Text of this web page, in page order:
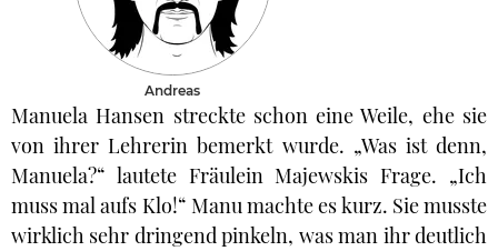
Andreas
Manuela Hansen streckte schon eine Weile, ehe sie
von ihrer Lehrerin bemerkt wurde. „Was ist denn,
Manuela?“ lautete Fräulein Majewskis Frage. „Ich
muss mal aufs Klo!“ Manu machte es kurz. Sie musste
wirklich sehr dringend pinkeln, was man ihr deutlich